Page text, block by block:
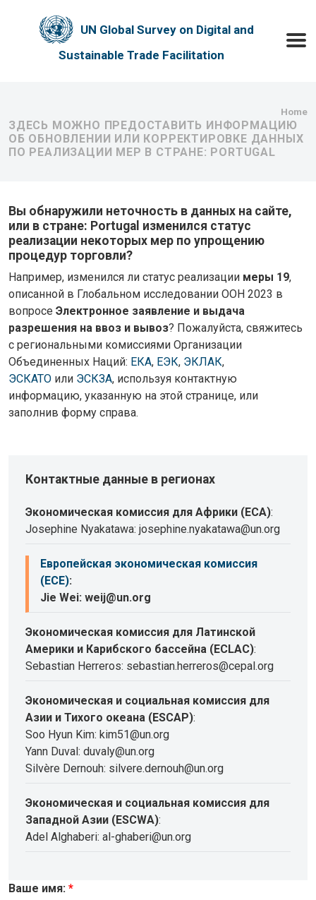
UN Global Survey on Digital and
Sustainable Trade Facilitation
Home
ЗДЕСЬ МОЖНО ПРЕДОСТАВИТЬ ИНФОРМАЦИЮ
ОБ ОБНОВЛЕНИИ ИЛИ КОРРЕКТИРОВКЕ ДАННЫХ
ПО РЕАЛИЗАЦИИ МЕР В СТРАНЕ: PORTUGAL
Вы обнаружили неточность в данных на сайте,
или в стране: Portugal изменился статус
реализации некоторых мер по упрощению
процедур торговли?
Например, изменился ли статус реализации меры 19,
описанной в Глобальном исследовании ООН 2023 в
вопросе Электронное заявление и выдача
разрешения на ввоз и вывоз? Пожалуйста, свяжитесь
с региональными комиссиями Организации
Объединенных Наций: ЕКА, ЕЭК, ЭКЛАК,
ЭСКАТО или ЭСКЗА, используя контактную
информацию, указанную на этой странице, или
заполнив форму справа.
Контактные данные в регионах
Экономическая комиссия для Африки (ECA):
Josephine Nyakatawa: josephine.nyakatawa@un.org
Европейская экономическая комиссия
(ECE):
Jie Wei: weij@un.org
Экономическая комиссия для Латинской
Америки и Карибского бассейна (ECLAC):
Sebastian Herreros: sebastian.herreros@cepal.org
Экономическая и социальная комиссия для
Азии и Тихого океана (ESCAP):
Soo Hyun Kim: kim51@un.org
Yann Duval: duvaly@un.org
Silvère Dernouh: silvere.dernouh@un.org
Экономическая и социальная комиссия для
Западной Азии (ESCWA):
Adel Alghaberi: al-ghaberi@un.org
Ваше имя: